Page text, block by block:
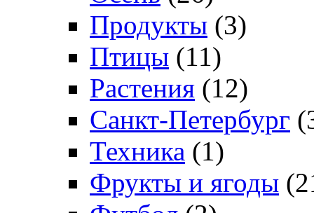
Продукты (3)
Птицы (11)
Растения (12)
Санкт-Петербург
Техника (1)
Фрукты и ягоды